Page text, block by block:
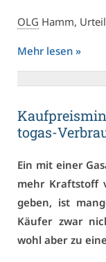
OLG Hamm,
Mehr le­sen »
to­gas-
Ein mit ei­ner
mehr Kraft­stoff
ge­ben, ist
Käu­fer zwar
wohl aber zu